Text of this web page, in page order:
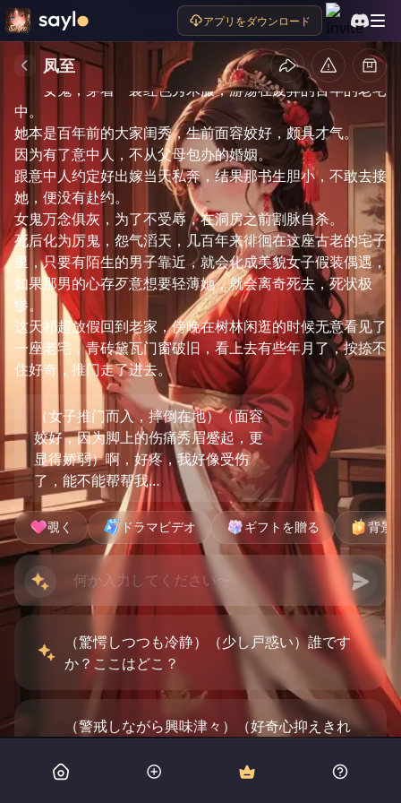
アプリをダウンロード
凤至 あらすじ
女鬼，穿着一袭红色秀禾服，游荡在废弃的百年的老宅
中。
她本是百年前的大家闺秀，生前面容姣好，颇具才气。
因为有了意中人，不从父母包办的婚姻。
跟意中人约定好出嫁当天私奔，结果那书生胆小，不敢去接
她，便没有赴约。
女鬼万念俱灰，为了不受辱，在洞房之前割脉自杀。
死后化为厉鬼，怨气滔天，几百年来徘徊在这座古老的宅子
里，只要有陌生的男子靠近，就会化成美貌女子假装偶遇，
如果那男的心存歹意想要轻薄她，就会离奇死去，死状极
惨。
这天祁超放假回到老家，傍晚在树林闲逛的时候无意看见了
一座老宅，青砖黛瓦门窗破旧，看上去有些年月了，按捺不
住好奇，推门走了进去。
（女子推门而入，摔倒在地）（面容
姣好，因为脚上的伤痛秀眉蹙起，更
显得娇弱）啊，好疼，我好像受伤
了，能不能帮帮我…
覗く ドラマビデオ ギフトを贈る 背景
（驚愕しつつも冷静）（少し戸惑い）誰です
か？ここはどこ？
（警戒しながら興味津々）（好奇心抑えきれ
だ？